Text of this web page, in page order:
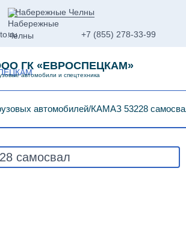
Набережные Челны
+7 (855) 278-33-99
ГК «ЕВРОСПЕЦКАМ»
автомобили и спецтехника
автомобилей КАМАЗ 53228